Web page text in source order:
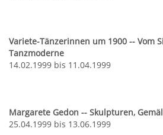
Variete-Tänzerinnen um 1900 -- Vom
Tanzmoderne
14.02.1999 bis 11.04.1999
Margarete Gedon -- Skulpturen,
25.04.1999 bis 13.06.1999